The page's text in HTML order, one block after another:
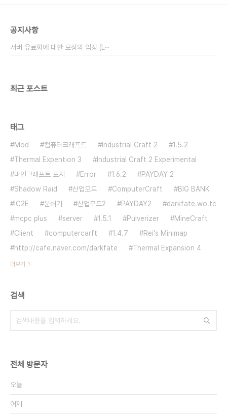
리면 경험치를 못받게되죠(우울) 이제 머신 블럭의
자원이 부족한 초반에는..
공지사항
서버 유료화에 대한 모장의 입장 (L⋯
최근 포스트
태그
Mod 컴퓨터크래프트 Industrial Craft 2
1.5.2
Thermal Expention 3
Industrial Craft 2 Experimental
마인크래프트 포지
Error 1.6.2
PAYDAY 2
Shadow Raid
산업모드 ComputerCraft
BIG BANK
IC2E
분쇄기 산업모드2 PAYDAY2
darkfate.wo.tc
mcpc plus
server 1.5.1 Pulverizer
MineCraft
Client
computercarft 1.4.7
Rei's Minimap
http://cafe.naver.com/darkfate
Thermal Expansion 4
더보기
검색
전체 방문자
오늘
어제